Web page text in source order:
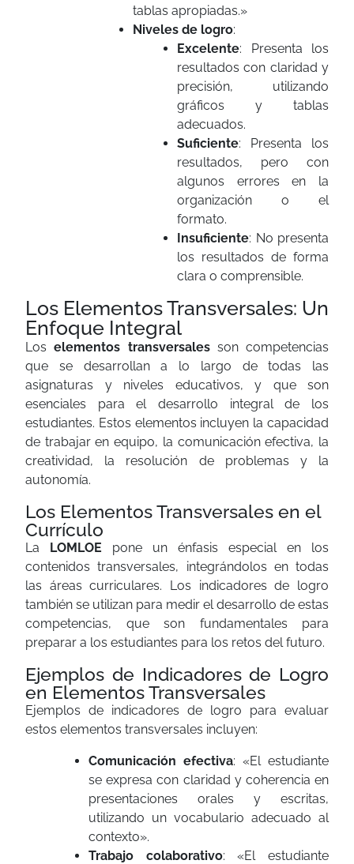
tablas apropiadas.»
Niveles de logro:
Excelente: Presenta los
resultados con claridad y
precisión, utilizando
gráficos y tablas
adecuados.
Suficiente: Presenta los
resultados, pero con
algunos errores en la
organización o el
formato.
Insuficiente: No presenta
los resultados de forma
clara o comprensible.
Los Elementos Transversales: Un
Enfoque Integral
Loselementos transversalesson competencias
que se desarrollan a lo largo de todas las
asignaturas y niveles educativos, y que son
esenciales para el desarrollo integral de los
estudiantes. Estos elementos incluyen la capacidad
de trabajar en equipo, la comunicación efectiva, la
creatividad, la resolución de problemas y la
autonomía.
Los Elementos Transversales en el
Currículo
La LOMLOE pone un énfasis especial en los
contenidos transversales, integrándolos en todas
las áreas curriculares. Los indicadores de logro
también se utilizan para medir el desarrollo de estas
competencias, que son fundamentales para
preparar a los estudiantes para los retos del futuro.
Ejemplos de Indicadores de Logro
en Elementos Transversales
Ejemplos de indicadores de logro para evaluar
estos elementos transversales incluyen:
Comunicación efectiva: «El estudiante
se expresa con claridad y coherencia en
presentaciones orales y escritas,
utilizando un vocabulario adecuado al
contexto».
Trabajo colaborativo: «El estudiante